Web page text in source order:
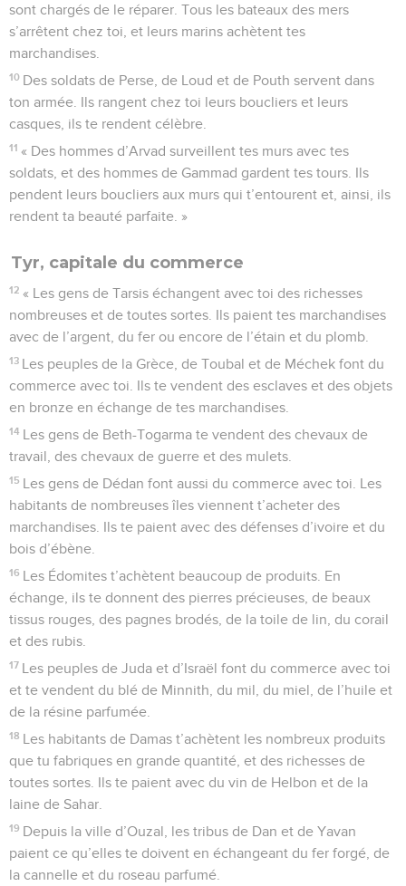
sont chargés de le réparer. Tous les bateaux des mers
s’arrêtent chez toi, et leurs marins achètent tes
marchandises.
10 Des soldats de Perse, de Loud et de Pouth servent dans
ton armée. Ils rangent chez toi leurs boucliers et leurs
casques, ils te rendent célèbre.
11 « Des hommes d’Arvad surveillent tes murs avec tes
soldats, et des hommes de Gammad gardent tes tours. Ils
pendent leurs boucliers aux murs qui t’entourent et, ainsi, ils
rendent ta beauté parfaite. »
Tyr, capitale du commerce
12 « Les gens de Tarsis échangent avec toi des richesses
nombreuses et de toutes sortes. Ils paient tes marchandises
avec de l’argent, du fer ou encore de l’étain et du plomb.
13 Les peuples de la Grèce, de Toubal et de Méchek font du
commerce avec toi. Ils te vendent des esclaves et des objets
en bronze en échange de tes marchandises.
14 Les gens de Beth-Togarma te vendent des chevaux de
travail, des chevaux de guerre et des mulets.
15 Les gens de Dédan font aussi du commerce avec toi. Les
habitants de nombreuses îles viennent t’acheter des
marchandises. Ils te paient avec des défenses d’ivoire et du
bois d’ébène.
16 Les Édomites t’achètent beaucoup de produits. En
échange, ils te donnent des pierres précieuses, de beaux
tissus rouges, des pagnes brodés, de la toile de lin, du corail
et des rubis.
17 Les peuples de Juda et d’Israël font du commerce avec toi
et te vendent du blé de Minnith, du mil, du miel, de l’huile et
de la résine parfumée.
18 Les habitants de Damas t’achètent les nombreux produits
que tu fabriques en grande quantité, et des richesses de
toutes sortes. Ils te paient avec du vin de Helbon et de la
laine de Sahar.
19 Depuis la ville d’Ouzal, les tribus de Dan et de Yavan
paient ce qu’elles te doivent en échangeant du fer forgé, de
la cannelle et du roseau parfumé.